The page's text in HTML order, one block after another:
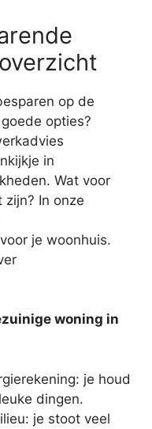
op de
opties?
in
Wat voor
In onze
je woonhuis.
woning in
je houd
dingen.
je stoot veel